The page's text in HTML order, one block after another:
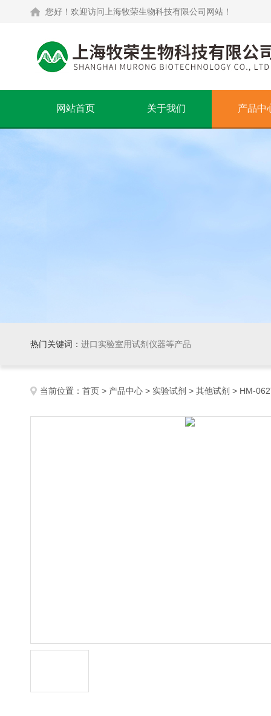
您好！欢迎访问上海牧荣生物科技有限公司网站！
网站首页 关于我们 产品中
热门关键词： 进口实验室用试剂仪器等产品
当前位置： 首页 > 产品中心 > 实验试剂 > 其他试剂 > HM-